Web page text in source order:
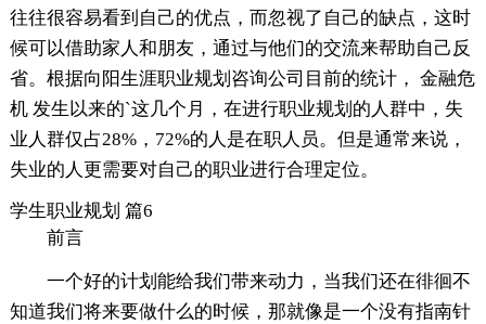
往往很容易看到自己的优点，而忽视了自己的缺点，这时
候可以借助家人和朋友，通过与他们的交流来帮助自己反
省。根据向阳生涯职业规划咨询公司目前的统计， 金融危
机 发生以来的`这几个月，在进行职业规划的人群中，失
业人群仅占28%，72%的人是在职人员。但是通常来说，
失业的人更需要对自己的职业进行合理定位。
学生职业规划 篇6
前言
一个好的计划能给我们带来动力，当我们还在徘徊不
知道我们将来要做什么的时候，那就像是一个没有指南针